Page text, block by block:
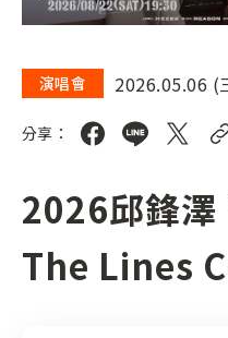
演唱會 2026.05.06 (
分享：
2026邱鋒
The Lines